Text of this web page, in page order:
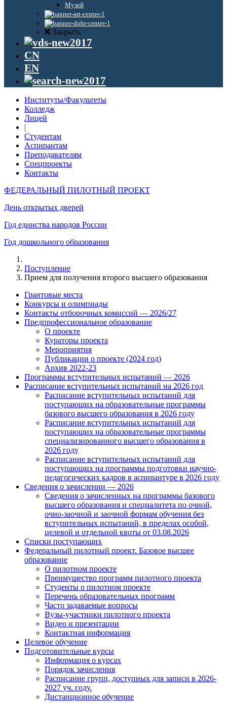
Музей
Закрыть
CN
EN
Институты/Факультеты
Колледж
Лицей
|
Студентам
Аспирантам
Преподавателям
Спецпроекты
Контакты
ФЕДЕРАЛЬНЫЙ ПИЛОТНЫЙ ПРОЕКТ
День открытых дверей
Год единства народов России
Год дошкольного образования
Поступление
Прием для получения второго высшего образования
Грантовые места
Конкурсы и олимпиады
Контакты отборочных комиссий — 2026/27
Предпрофессиональное образование
О проекте
Кураторы проекта
Мероприятия
Публикации о проекте (2024 год)
Архив 2022-23
Программы вступительных испытаний — 2026
Расписание вступительных испытаний на 2026 год
Расписание вступительных испытаний для
поступающих на образовательные программы
базового высшего образования в 2026 году
Расписание вступительных испытаний для
поступающих на образовательные программы
специализированного высшего образования в
2026 году
Расписание вступительных испытаний для
поступающих на программы подготовки научно-
педагогических кадров в аспирантуре в 2026 году
Сведения о зачислении — 2026
Сведения о зачисленных на программы базового
высшего образования и специалитета по очной,
очно-заочной и заочной формам обучения без
вступительных испытаний, в пределах особой,
целевой и отдельной квоты от 03.08.2026
Списки поступающих
Федеральный пилотный проект. Базовое высшее
образование
О пилотном проекте
Преимущество программ пилотного проекта
Студенты о пилотном проекте
Перечень образовательных программ
Часто задаваемые вопросы
Вузы-участники пилотного проекта
Видео и презентации
Контактная информация
Целевое обучение
Подготовительные курсы
Информация о курсах
Порядок зачисления
Расписание групп, доступных для записи в 2026-
2027 уч. году.
Дистанционное обучение